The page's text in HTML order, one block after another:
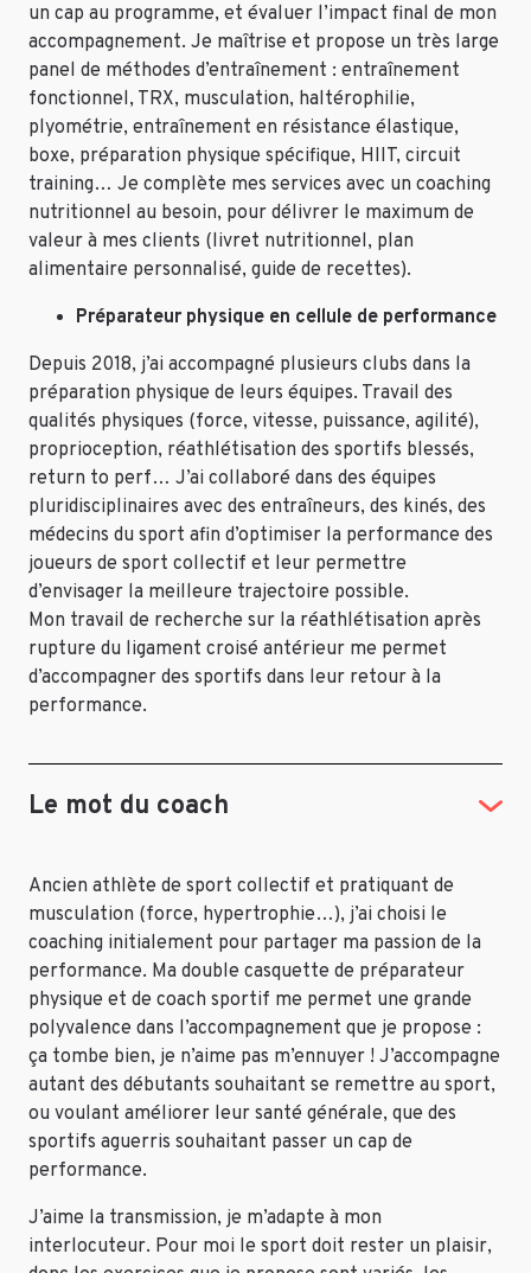
un cap au programme, et évaluer l’impact final de mon
accompagnement. Je maîtrise et propose un très large
panel de méthodes d’entraînement : entraînement
fonctionnel, TRX, musculation, haltérophilie,
plyométrie, entraînement en résistance élastique,
boxe, préparation physique spécifique, HIIT, circuit
training… Je complète mes services avec un coaching
nutritionnel au besoin, pour délivrer le maximum de
valeur à mes clients (livret nutritionnel, plan
alimentaire personnalisé, guide de recettes).
Préparateur physique en cellule de performance
Depuis 2018, j’ai accompagné plusieurs clubs dans la
préparation physique de leurs équipes. Travail des
qualités physiques (force, vitesse, puissance, agilité),
proprioception, réathlétisation des sportifs blessés,
return to perf… J’ai collaboré dans des équipes
pluridisciplinaires avec des entraîneurs, des kinés, des
médecins du sport afin d’optimiser la performance des
joueurs de sport collectif et leur permettre
d’envisager la meilleure trajectoire possible.
Mon travail de recherche sur la réathlétisation après
rupture du ligament croisé antérieur me permet
d’accompagner des sportifs dans leur retour à la
performance.
Le mot du coach
Ancien athlète de sport collectif et pratiquant de
musculation (force, hypertrophie…), j’ai choisi le
coaching initialement pour partager ma passion de la
performance. Ma double casquette de préparateur
physique et de coach sportif me permet une grande
polyvalence dans l’accompagnement que je propose :
ça tombe bien, je n’aime pas m’ennuyer ! J’accompagne
autant des débutants souhaitant se remettre au sport,
ou voulant améliorer leur santé générale, que des
sportifs aguerris souhaitant passer un cap de
performance.
J’aime la transmission, je m’adapte à mon
interlocuteur. Pour moi le sport doit rester un plaisir,